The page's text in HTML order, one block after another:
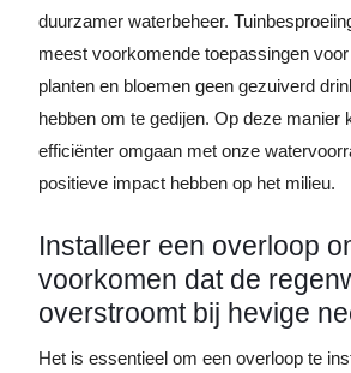
duurzamer waterbeheer.
meest voorkomende toepassingen
planten en bloemen geen gezuiverd
hebben om te gedijen. Op deze manier
efficiënter omgaan met onze
positieve impact hebben op het milieu.
Installeer een overloop
voorkomen dat de
overstroomt bij hevige
Het is essentieel om een overloop te